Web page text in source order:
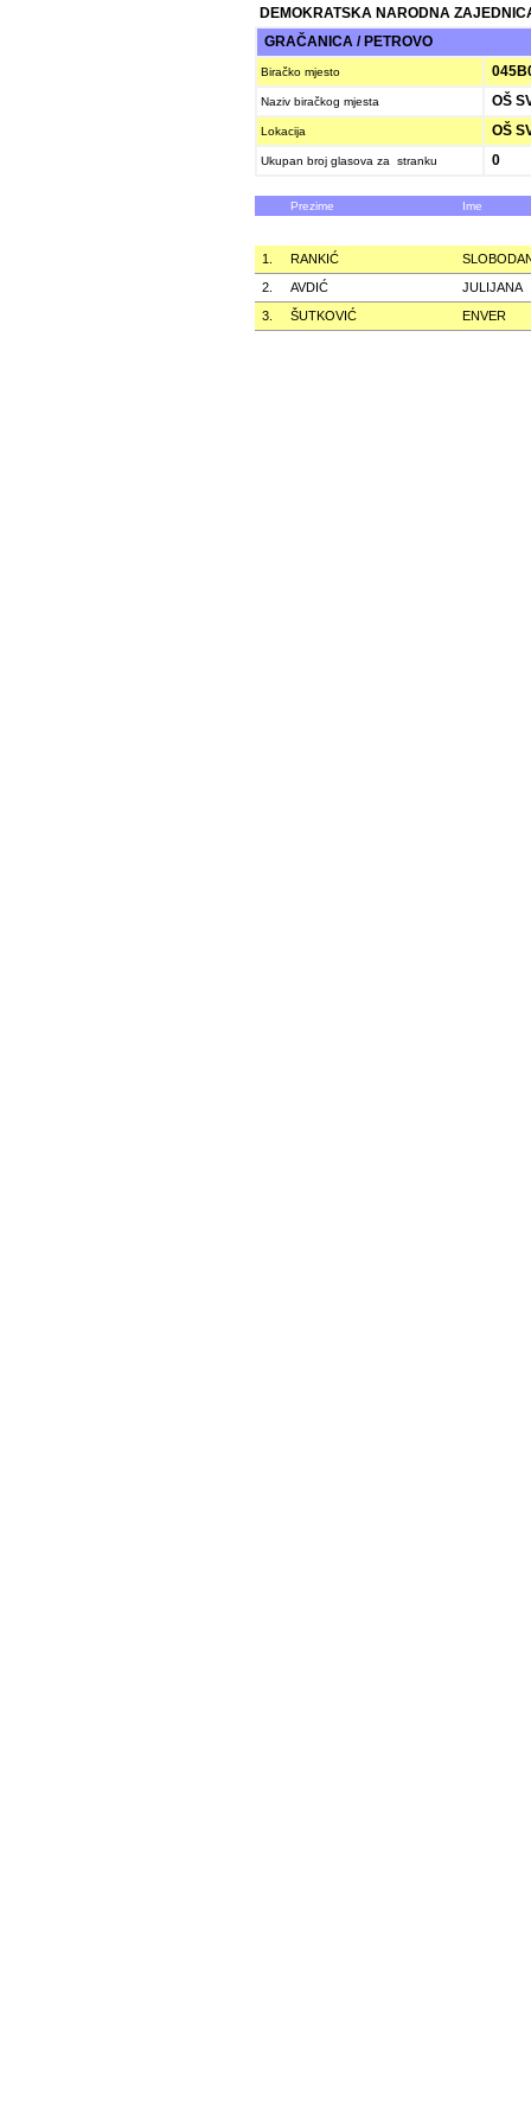
DEMOKRATSKA NARODNA
GRAČANICA / PETROVO
Biračko mjesto
Naziv biračkog mjesta OŠ
Lokacija OŠ
Ukupan broj glasova za stranku 0
Prezime Ime
1. RANKIĆ
2.
AVDIĆ
JULIJANA
3.
ŠUTKOVIĆ ENVER